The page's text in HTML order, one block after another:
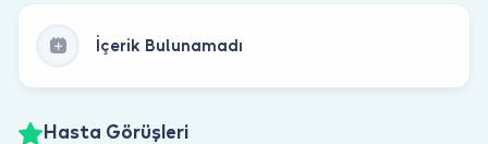
İçerik Bulunamadı
Hasta Görüşleri